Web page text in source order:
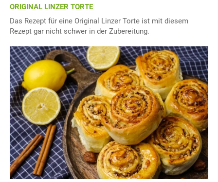
ORIGINAL LINZER TORTE
Das Rezept für eine Original Linzer Torte ist mit diesem
Rezept gar nicht schwer in der Zubereitung.